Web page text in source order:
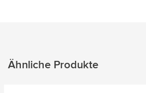
Ähnliche Produkte